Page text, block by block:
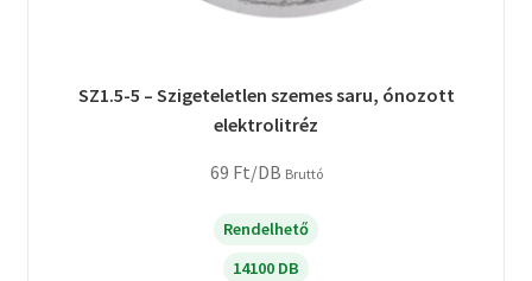
SZ1.5-5 – Szigeteletlen szemes saru, ónozott
elektrolitréz
69 Ft/DB Bruttó
Rendelhető
14100 DB